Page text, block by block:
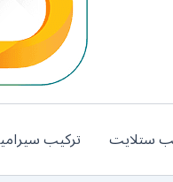
ستلايت تركيب